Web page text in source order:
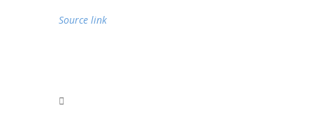
Source link